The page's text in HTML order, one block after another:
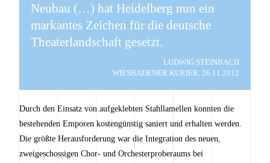
Neubau (…) hat Heidelberg nun ein
markantes Zeichen für die deutsche
Theaterlandschaft gesetzt.
LUDWIG STEINBACH
WIESBADENER KURIER, 26.11.2012
Durch den Einsatz von aufgeklebten Stahllamellen konnten die
bestehenden Emporen kostengünstig saniert und erhalten werden.
Die größte Herausforderung war die Integration des neuen,
zweigeschossigen Chor- und Orchesterproberaums bei